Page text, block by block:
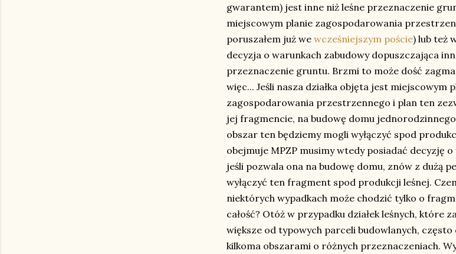
gwarantem) jest inne niż leśne przeznaczenie
miejscowym planie zagospodarowania
poruszałem już we wcześniejszym poście) lub też
decyzja o warunkach zabudowy dopuszczająca
przeznaczenie gruntu. Brzmi to może dość
więc... Jeśli nasza działka objęta jest miejscowym
zagospodarowania przestrzennego i plan ten
jej fragmencie, na budowę domu
obszar ten będziemy mogli wyłączyć spod
obejmuje MPZP musimy wtedy posiadać decyzję
jeśli pozwala ona na budowę domu, znów z dużą
wyłączyć ten fragment spod produkcji leśnej.
niektórych wypadkach może chodzić tylko o
całość? Otóż w przypadku działek leśnych, które
większe od typowych parceli budowlanych, często
kilkoma obszarami o różnych przeznaczeniach.